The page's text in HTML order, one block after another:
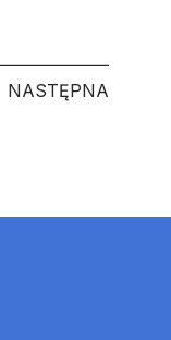
NASTĘPNA
NASTĘPNA